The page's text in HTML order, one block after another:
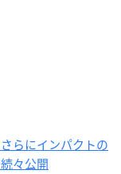
らにインパクトの
々公開